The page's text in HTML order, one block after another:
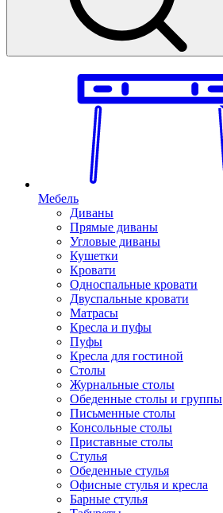
Мебель
Диваны
Прямые диваны
Угловые диваны
Кушетки
Кровати
Односпальные кровати
Двуспальные кровати
Матрасы
Кресла и пуфы
Пуфы
Кресла для гостиной
Столы
Журнальные столы
Обеденные столы и группы
Письменные столы
Консольные столы
Приставные столы
Стулья
Обеденные стулья
Офисные стулья и кресла
Барные стулья